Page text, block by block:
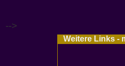
-->
Weitere Links -